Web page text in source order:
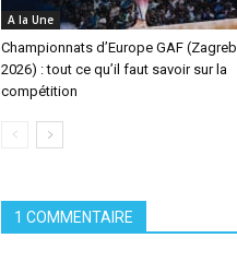
A la Une
Championnats d’Europe GAF (Zagreb
2026) : tout ce qu’il faut savoir sur la
compétition
1 COMMENTAIRE